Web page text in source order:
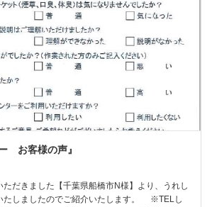
お客様の声』
ただきました【千葉県船橋市N様】より、うれし
たしましたのでご紹介いたします。 ※TELし